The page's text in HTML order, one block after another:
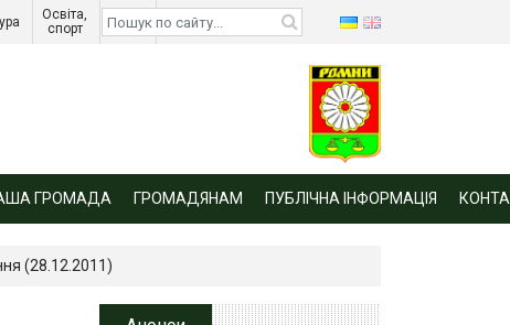
Освіта,
спорт
Діти
війни
ГРОМАДА ГРОМАДЯНАМ ПУБЛІЧНА ІНФОРМАЦІЯ
(28.12.2011)